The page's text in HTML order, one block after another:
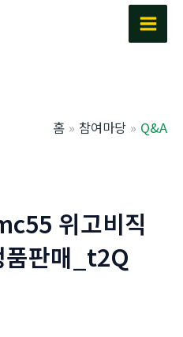
Main
홈 참여마당 Q&A
위고비직
품판매_t2Q